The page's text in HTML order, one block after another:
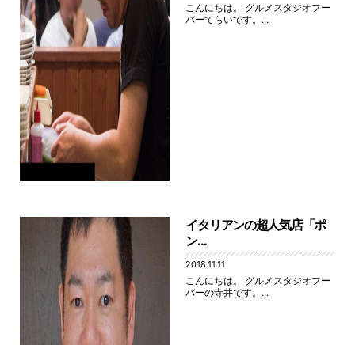
こんにちは。 グルメスタジオフー
バーてらいです。...
イタリアンの超人気店「ポ
ン...
2018.11.11
こんにちは。 グルメスタジオフー
バーの寺井です。...